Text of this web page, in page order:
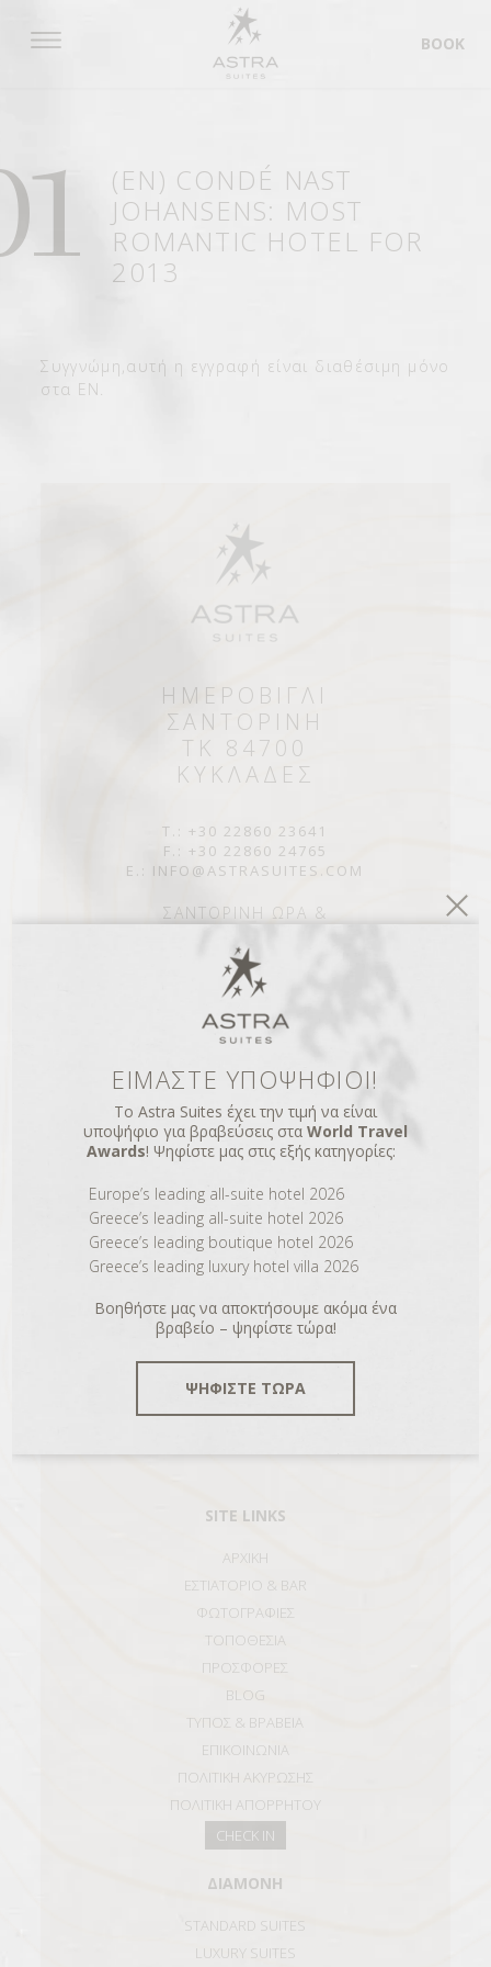
BOOK
(EN) CONDÉ NAST
JOHANSENS: MOST
ROMANTIC HOTEL FOR
2013
Συγγνώμη,αυτή η εγγραφή είναι διαθέσιμη μόνο
στα EN.
ΗΜΕΡΟΒΙΓΛΙ
ΣΑΝΤΟΡΙΝΗ
TK 84700
ΚΥΚΛΑΔΕΣ
T.: +30 22860 23641
F.: +30 22860 24765
E.: INFO@ASTRASUITES.COM
ΣΑΝΤΟΡΙΝΗ ΩΡΑ &
20:37
Marketing Permissions *
Παρακαλώ επιλέξτε τους τρόπους με τους οποίους που θέλετε
να ενημερώνεστε από το Astra Suites:
Newsletter
Απευθείας E-mail
στο υποσέλιδο των email μας. Δείτε πληροφορίες για την πολιτική
απορρήτου μας
εδώ
Χρησιμοποιούμε το Mailchimp ως πλατφόρμα μάρκετινγκ. Κάνοντας
μεταφερθούν στο Mailchimp για επεξεργασία.Μάθετε περισσότερα
σχετικά με τις πρακτικές απορρήτου του Mailchimp εδώ.
SITE LINKS
ΑΡΧΙΚΗ
ΕΣΤΙΑΤΟΡΙΟ & BAR
ΦΩΤΟΓΡΑΦΙΕΣ
ΤΟΠΟΘΕΣΙΑ
ΠΡΟΣΦΟΡΕΣ
BLOG
ΤΥΠΟΣ & ΒΡΑΒΕΙΑ
ΕΠΙΚΟΙΝΩΝΙΑ
ΠΟΛΙΤΙΚΗ ΑΚΥΡΩΣΗΣ
ΠΟΛΙΤΙΚΗ ΑΠΟΡΡΗΤΟΥ
CHECK IN
ΔΙΑΜΟΝΗ
STANDARD SUITES
LUXURY SUITES
ΕΙΜΑΣΤΕ ΥΠΟΨΗΦΙΟΙ!
Το Astra Suites έχει την τιμή να είναι
υποψήφιο για βραβεύσεις στα World Travel
Awards! Ψηφίστε μας στις εξής κατηγορίες:
Europe’s leading all-suite hotel 2026
Greece’s leading all-suite hotel 2026
Greece’s leading boutique hotel 2026
Greece’s leading luxury hotel villa 2026
Βοηθήστε μας να αποκτήσουμε ακόμα ένα
βραβείο – ψηφίστε τώρα!
ΨΗΦΙΣΤΕ ΤΩΡΑ